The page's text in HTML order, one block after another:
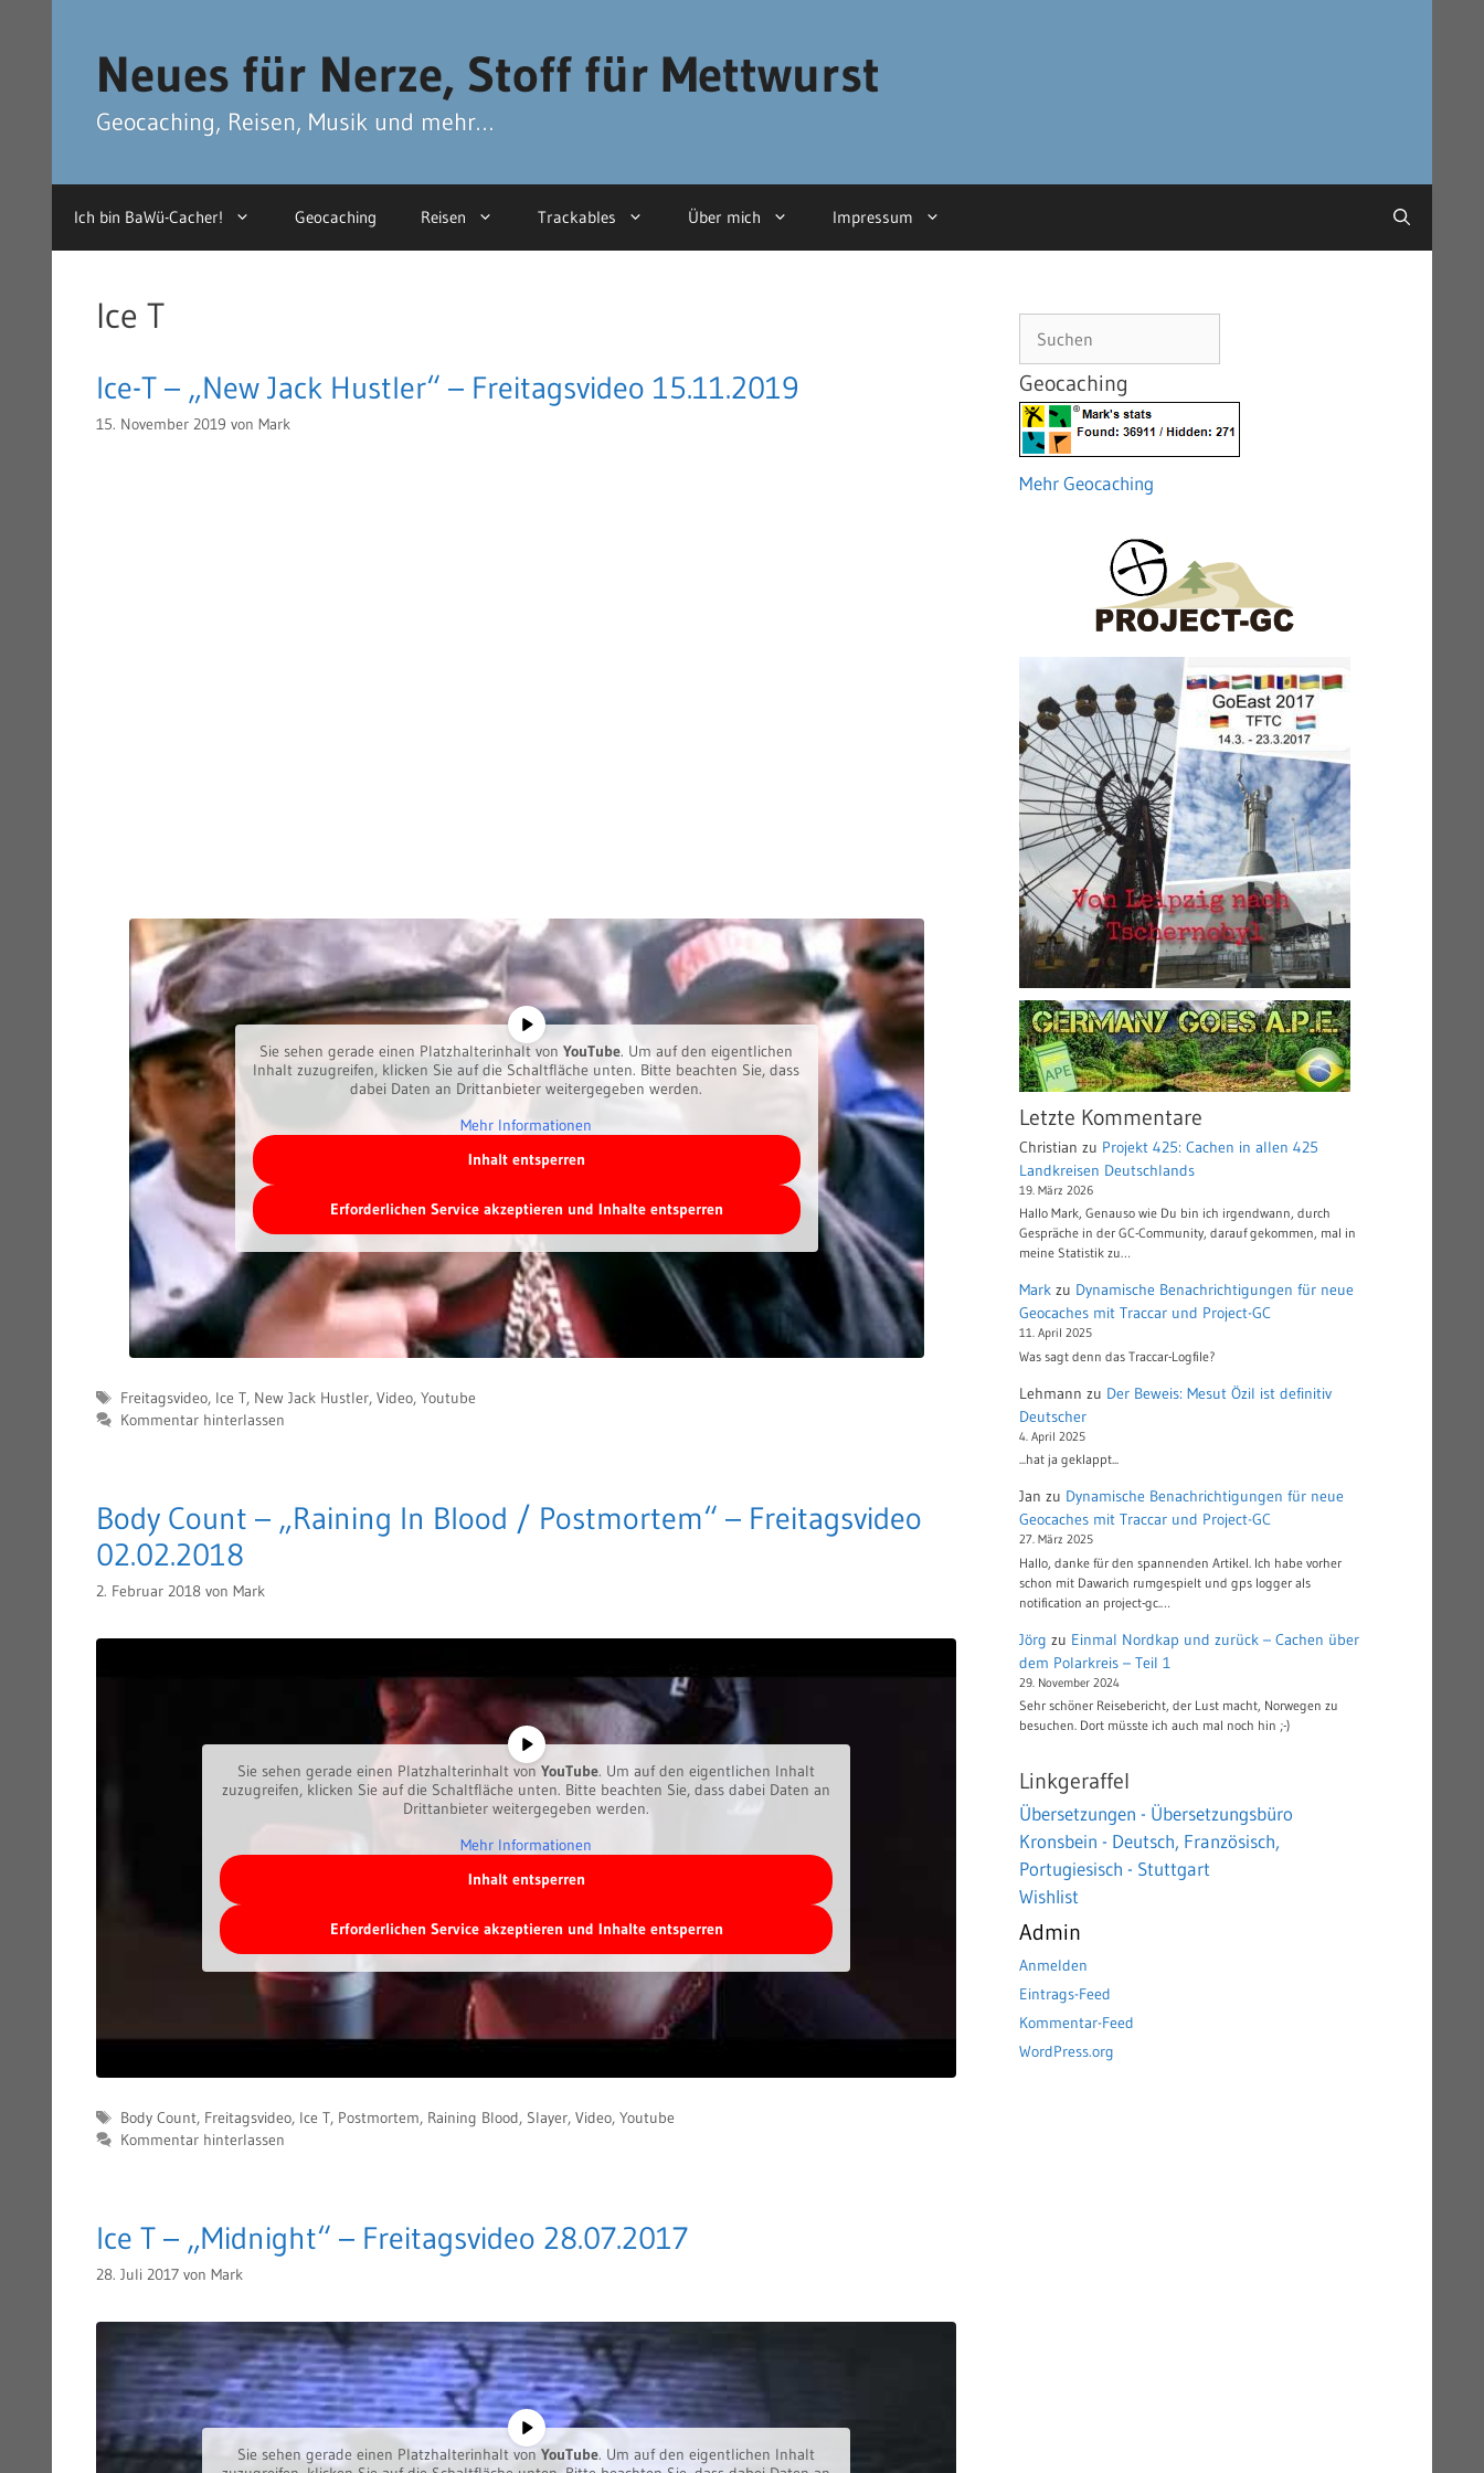
Neues für Nerze, Stoff für Mettwurst
Geocaching, Reisen, Musik und mehr…
Ich bin BaWü-Cacher! Geocaching Reisen Trackables Über mich Impressum
Ice T
Ice-T – „New Jack Hustler“ – Freitagsvideo 15.11.2019
15. November 2019 von Mark
Sie sehen gerade einen Platzhalterinhalt von YouTube. Um auf den eigentlichen
Inhalt zuzugreifen, klicken Sie auf die Schaltfläche unten. Bitte beachten Sie, dass
dabei Daten an Drittanbieter weitergegeben werden.
Mehr Informationen
Inhalt entsperren
Erforderlichen Service akzeptieren und Inhalte entsperren
Schlagwörter
Freitagsvideo, Ice T, New Jack Hustler, Video, Youtube
Kommentar hinterlassen
Body Count – „Raining In Blood / Postmortem“ – Freitagsvideo
02.02.2018
2. Februar 2018 von Mark
Sie sehen gerade einen Platzhalterinhalt von YouTube. Um auf den eigentlichen Inhalt
zuzugreifen, klicken Sie auf die Schaltfläche unten. Bitte beachten Sie, dass dabei Daten an
Drittanbieter weitergegeben werden.
Mehr Informationen
Inhalt entsperren
Erforderlichen Service akzeptieren und Inhalte entsperren
Schlagwörter
Body Count, Freitagsvideo, Ice T, Postmortem, Raining Blood, Slayer, Video, Youtube
Kommentar hinterlassen
Ice T – „Midnight“ – Freitagsvideo 28.07.2017
28. Juli 2017 von Mark
Sie sehen gerade einen Platzhalterinhalt von YouTube. Um auf den eigentlichen Inhalt
Geocaching
Mehr Geocaching
Letzte Kommentare
Christian zu Projekt 425: Cachen in allen 425
Landkreisen Deutschlands
19. März 2026
Hallo Mark, Genauso wie Du bin ich irgendwann, durch
Gespräche in der GC-Community, darauf gekommen, mal in
meine Statistik zu…
Mark zu Dynamische Benachrichtigungen für neue
Geocaches mit Traccar und Project-GC
11. April 2025
Was sagt denn das Traccar-Logfile?
Lehmann zu Der Beweis: Mesut Özil ist definitiv
Deutscher
4. April 2025
...hat ja geklappt...
Jan zu Dynamische Benachrichtigungen für neue
Geocaches mit Traccar und Project-GC
27. März 2025
Hallo, danke für den spannenden Artikel. Ich habe vorher
schon mit Dawarich rumgespielt und gps logger als
notification an project-gc.…
Jörg zu Einmal Nordkap und zurück – Cachen über
dem Polarkreis – Teil 1
29. November 2024
Sehr schöner Reisebericht, der Lust macht, Norwegen zu
besuchen. Dort müsste ich auch mal noch hin ;-)
Linkgeraffel
Übersetzungen - Übersetzungsbüro
Kronsbein - Deutsch, Französisch,
Portugiesisch - Stuttgart
Wishlist
Admin
Anmelden
Eintrags-Feed
Kommentar-Feed
WordPress.org